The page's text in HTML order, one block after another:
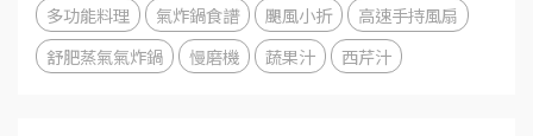
多功能料理
氣炸鍋食譜 颶風小折
高速手持風扇
舒肥蒸氣氣炸鍋
慢磨機 蔬果汁 西芹汁